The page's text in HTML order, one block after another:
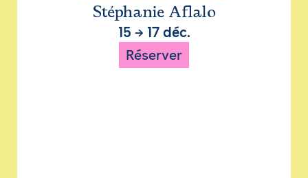
Stéphanie Aflalo
15 → 17 déc.
Réserver